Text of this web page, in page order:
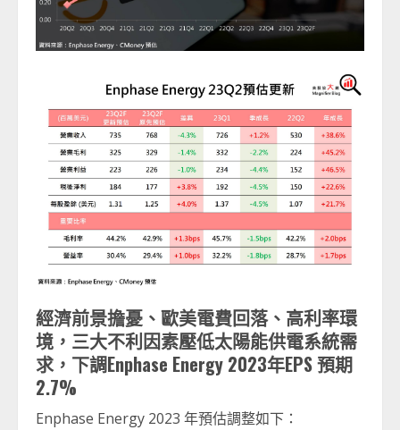
經濟前景擔憂、歐美電費回落、高利率環
境，三大不利因素壓低太陽能供電系統需
求，下調Enphase Energy 2023年EPS預期
2.7%
Enphase Energy 2023 年預估調整如下：